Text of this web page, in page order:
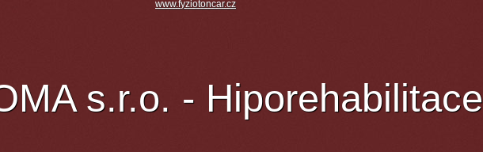
www.fyziotoncar.cz
s.r.o. - Hiporehabilitace